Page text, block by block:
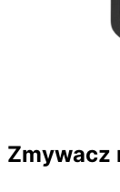
Zmywacz